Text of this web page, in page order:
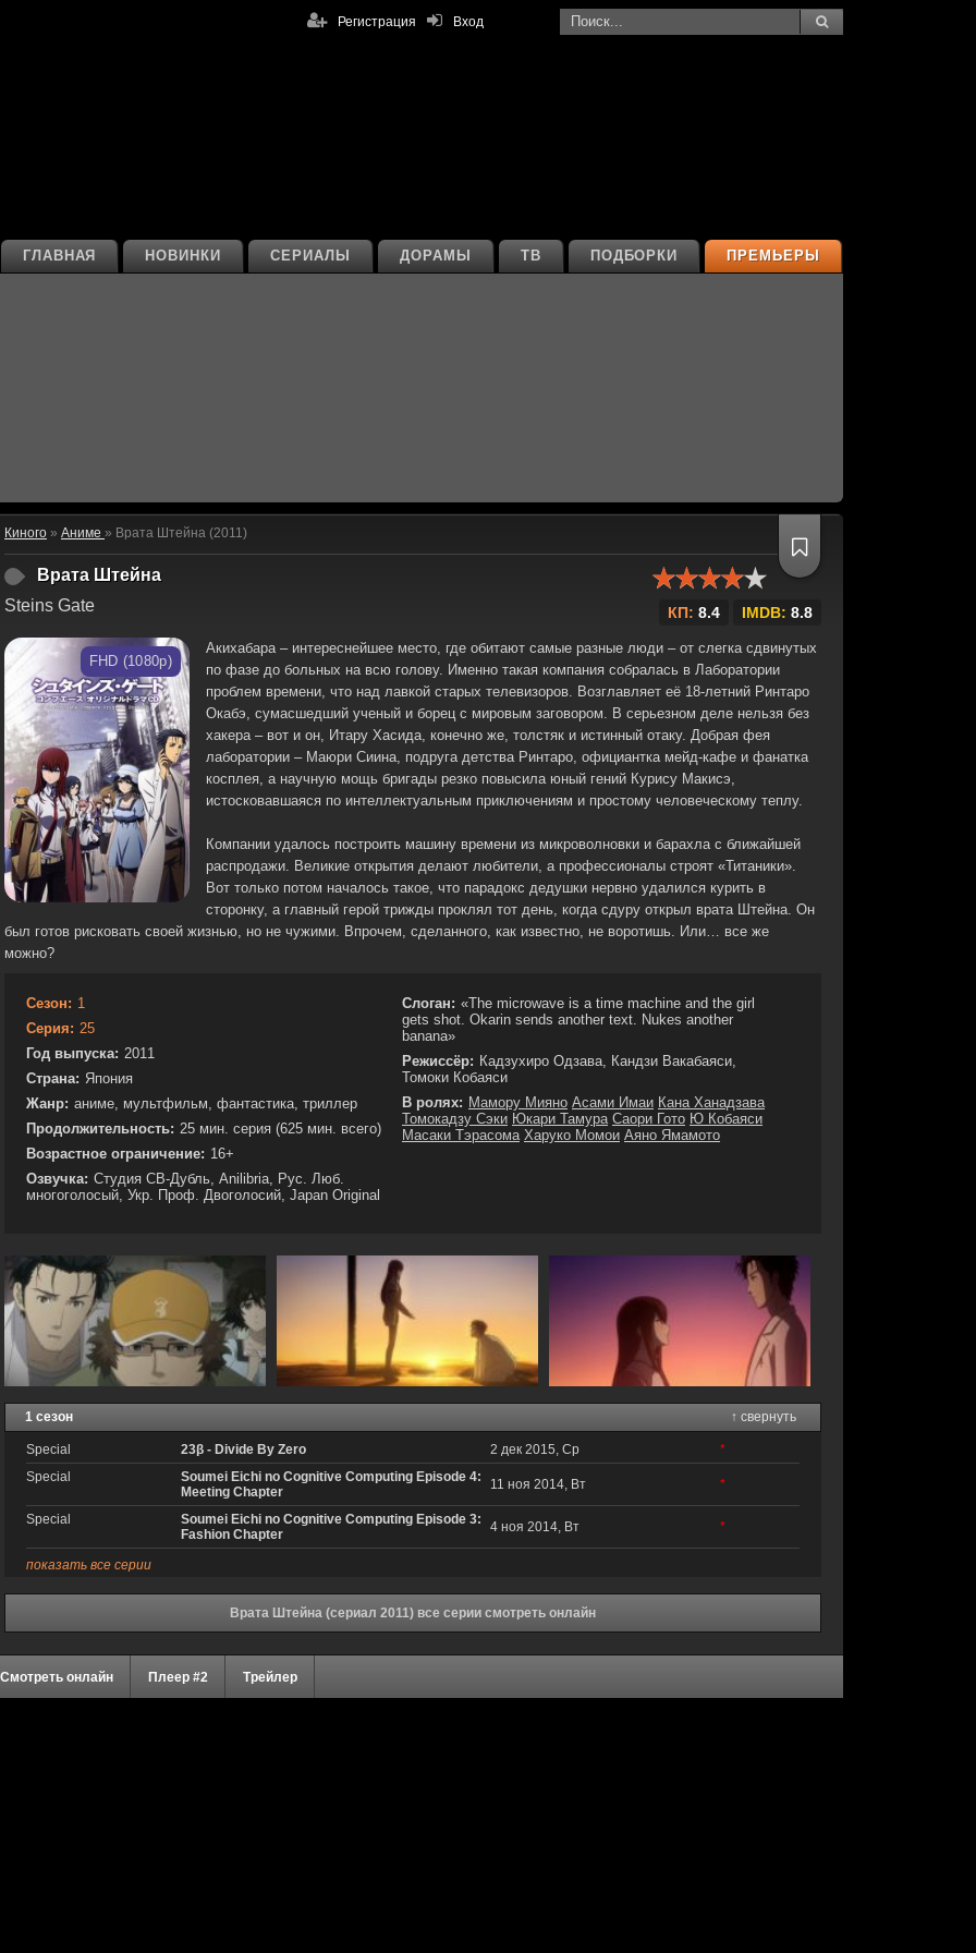
Вход
Регистрация
ПРЕМЬЕРЫ
ПОДБОРКИ
ТВ
ДОРАМЫ
СЕРИАЛЫ
НОВИНКИ
ГЛАВНАЯ
Киного » Аниме » Врата Штейна (2011)
Врата Штейна
Steins Gate
КП: 8.4 IMDB: 8.8
FHD (1080p)
Акихабара – интереснейшее место, где обитают самые разные люди – от слегка сдвинутых
по фазе до больных на всю голову. Именно такая компания собралась в Лаборатории
проблем времени, что над лавкой старых телевизоров. Возглавляет её 18-летний Ринтаро
Окабэ, сумасшедший ученый и борец с мировым заговором. В серьезном деле нельзя без
хакера – вот и он, Итару Хасида, конечно же, толстяк и истинный отаку. Добрая фея
лаборатории – Маюри Сиина, подруга детства Ринтаро, официантка мейд-кафе и фанатка
косплея, а научную мощь бригады резко повысила юный гений Курису Макисэ,
истосковавшаяся по интеллектуальным приключениям и простому человеческому теплу.
Компании удалось построить машину времени из микроволновки и барахла с ближайшей
распродажи. Великие открытия делают любители, а профессионалы строят «Титаники».
Вот только потом началось такое, что парадокс дедушки нервно удалился курить в
сторонку, а главный герой трижды проклял тот день, когда сдуру открыл врата Штейна. Он
был готов рисковать своей жизнью, но не чужими. Впрочем, сделанного, как известно, не воротишь. Или… все же
можно?
Сезон: 1
Серия: 25
Год выпуска: 2011
Страна: Япония
Жанр: аниме, мультфильм, фантастика, триллер
Продолжительность: 25 мин. серия (625 мин. всего)
Возрастное ограничение: 16+
Озвучка: Студия СВ-Дубль, Anilibria, Рус. Люб.
многоголосый, Укр. Проф. Двоголосий, Japan Original
Слоган: «The microwave is a time machine and the girl
gets shot. Okarin sends another text. Nukes another
banana»
Режиссёр: Кадзухиро Одзава, Кандзи Вакабаяси,
Томоки Кобаяси
В ролях: Мамору Мияно Асами Имаи Кана Ханадзава
Томокадзу Сэки Юкари Тамура Саори Гото Ю Кобаяси
Масаки Тэрасома Харуко Момои Аяно Ямамото
1 сезон ↑ свернуть
Special 23β - Divide By Zero 2 дек 2015, Ср
*
Special
Soumei Eichi no Cognitive Computing Episode 4:
Meeting Chapter
11 ноя 2014, Вт *
Special
Soumei Eichi no Cognitive Computing Episode 3:
Fashion Chapter
4 ноя 2014, Вт *
показать все серии
Врата Штейна (сериал 2011) все серии смотреть онлайн
Смотреть онлайн Плеер #2 Трейлер